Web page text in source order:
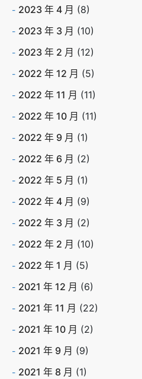
2023 年 4 月 (8)
2023 年 3 月 (10)
2023 年 2 月 (12)
2022 年 12 月 (5)
2022 年 11 月 (11)
2022 年 10 月 (11)
2022 年 9 月 (1)
2022 年 6 月 (2)
2022 年 5 月 (1)
2022 年 4 月 (9)
2022 年 3 月 (2)
2022 年 2 月 (10)
2022 年 1 月 (5)
2021 年 12 月 (6)
2021 年 11 月 (22)
2021 年 10 月 (2)
2021 年 9 月 (9)
2021 年 8 月 (1)